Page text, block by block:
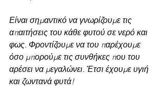
Είναι σημαντικό να γνωρίζουμε τις
απαιτήσεις του κάθε φυτού σε νερό και
φως. Φροντίζουμε να του παρέχουμε
όσο μπορούμε τις συνθήκες που του
αρέσει να μεγαλώνει. Έτσι έχουμε υγιή
και ζωντανά φυτά!